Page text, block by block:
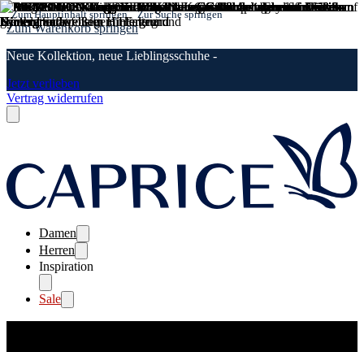
Zum Hauptinhalt springen Zur Suche springen
Zum Warenkorb springen
Neue Kollektion, neue Lieblingsschuhe -
Jetzt verlieben
Vertrag widerrufen
Damen
Herren
Inspiration
Sale